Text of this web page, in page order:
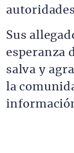
Sus
esperanza
salva y
la